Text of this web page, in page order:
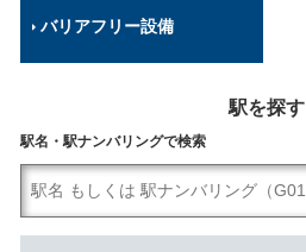
バリアフリー設備
駅を探す
駅名・駅ナンバリングで検索